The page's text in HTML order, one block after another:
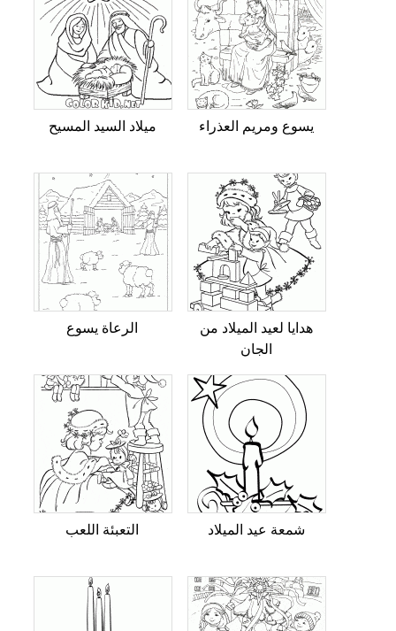
ميلاد السيد المسيح يسوع ومريم العذراء
الرعاة يسوع
هدايا لعيد الميلاد من
الجان
التعبئة اللعب شمعة عيد الميلاد